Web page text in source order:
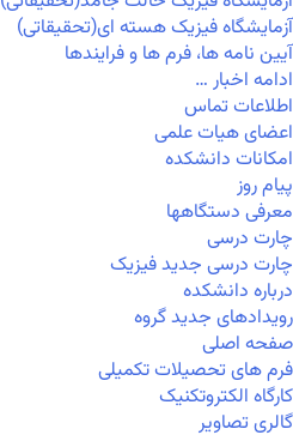
آزمایشگاه فیزیک هسته ای(تحقیقاتی)
آیین نامه ها، فرم ها و فرایندها
ادامه اخبار …
اطلاعات تماس
اعضای هیات علمی
امکانات دانشکده
پیام روز
معرفی دستگاهها
چارت درسی
چارت درسی جدید فیزیک
درباره دانشکده
رویدادهای جدید گروه
صفحه اصلی
فرم های تحصیلات تکمیلی
کارگاه الکتروتکنیک
گالری تصاویر